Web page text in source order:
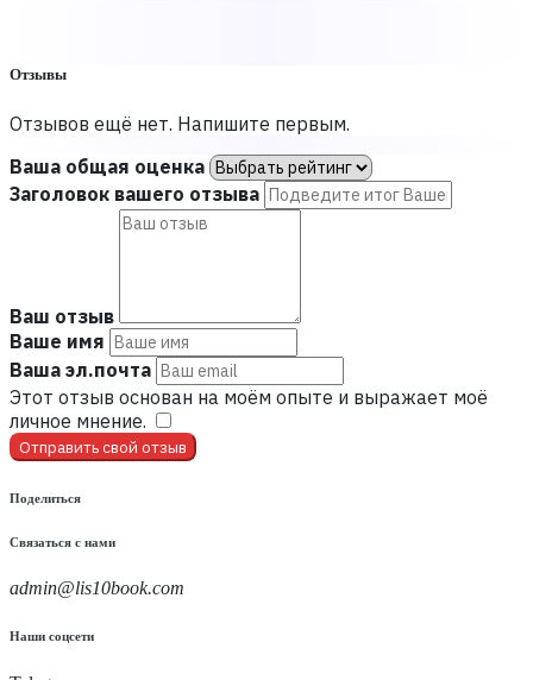
Отзывы
Отзывов ещё нет. Напишите первым.
Ваша общая оценка
Заголовок вашего отзыва
Ваш отзыв
Ваше имя
Ваша эл.почта
Этот отзыв основан на моём опыте и выражает моё
личное мнение.
Отправить свой отзыв
Поделиться
Связаться с нами
admin@lis10book.com
Наши соцсети